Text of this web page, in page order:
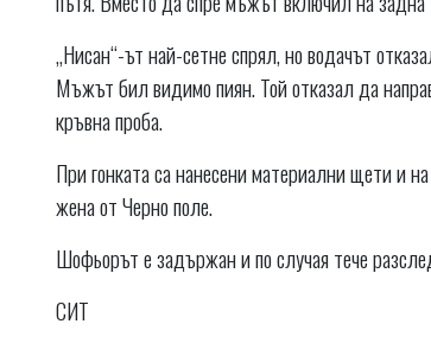
„Нисан“-ът най-сетне спрял, но водачът
Мъжът бил видимо пиян. Той отказал да
кръвна проба.
При гонката са нанесени материални щети и
жена от Черно поле.
Шофьорът е задържан и по случая тече
СИТ